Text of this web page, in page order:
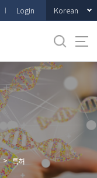
Login Korean
> 특허